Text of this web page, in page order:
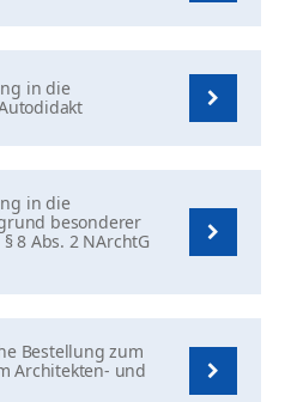
in die
in die
besonderer
8 Abs. 2 NArchtG
Bestellung zum
Architekten- und